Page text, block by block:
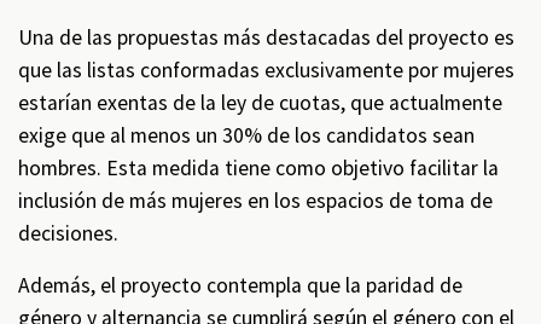
Una de las propuestas más destacadas del proyecto es
que las listas conformadas exclusivamente por mujeres
estarían exentas de la ley de cuotas, que actualmente
exige que al menos un 30% de los candidatos sean
hombres. Esta medida tiene como objetivo facilitar la
inclusión de más mujeres en los espacios de toma de
decisiones.
Además, el proyecto contempla que la paridad de
género y alternancia se cumplirá según el género con el